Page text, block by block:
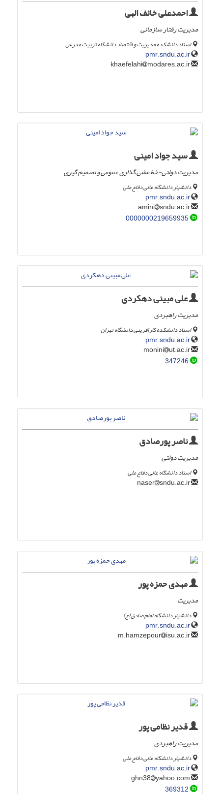
احمدعلی خائف الهی
مدیریت رفتار سازمانی
استاد دانشکده مدیریت و اقتصاد دانشگاه تربیت مدرس
pmr.sndu.ac.ir
modares.ac.ir
سید جواد امینی
مدیریت دولتی-خط مشی گذاری عمومی و تصمیم گیری
دانشیار دانشگاه عالی دفاع ملی
pmr.sndu.ac.ir
sndu.ac.ir
0000000219659935
علی مبینی دهکردی
مدیریت راهبردی
استاد دانشکده کارآفرینی دانشگاه تهران
pmr.sndu.ac.ir
ut.ac.ir
347246
ناصر پورصادق
مدیریت دولتی
استاد دانشگاه عالی دفاع ملی
sndu.ac.ir
مهدی حمزه پور
مدیریت
دانشیار دانشگاه امام صادق(ع)
pmr.sndu.ac.ir
isu.ac.ir
قدیر نظامی پور
مدیریت راهبردی
دانشیار دانشگاه عالی دفاع ملی
pmr.sndu.ac.ir
yahoo.com
369312